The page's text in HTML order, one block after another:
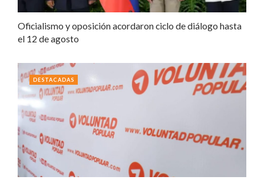
Oficialismo y oposición acordaron ciclo de diálogo hasta
el 12 de agosto
DESTACADAS